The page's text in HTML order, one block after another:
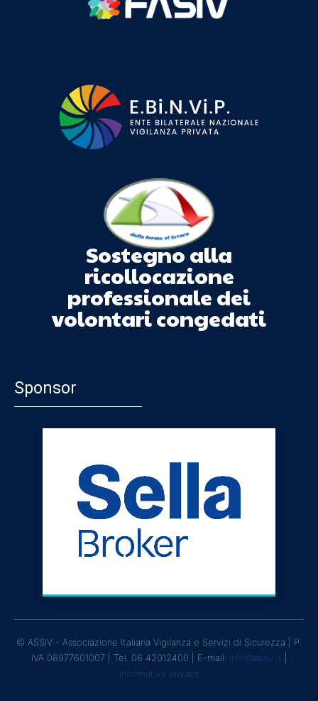
Sostegno alla
ricollocazione
professionale dei
volontari congedati
Sponsor
© ASSIV - Associazione Italiana Vigilanza e Servizi di Sicurezza | P.
IVA 08977601007 | Tel. 06 42012400 | E-mail: info@assiv.it
Informativa privacy